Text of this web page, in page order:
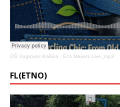
OŠ Vugrovec-Kašina · Eco Makers Live_mp3
FL(ETNO)